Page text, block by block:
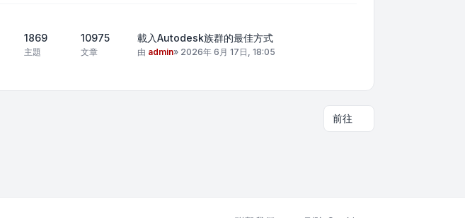
1869
主題
10975
文章
載入Autodesk族群的最佳方式
由 admin» 2026年 6月 17日, 18:05
前往